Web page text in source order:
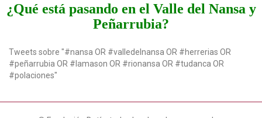
¿Qué está pasando en el Valle del Nansa y
Peñarrubia?
Tweets sobre "#nansa OR #valledelnansa OR #herrerias OR
#peñarrubia OR #lamason OR #rionansa OR #tudanca OR
#polaciones"